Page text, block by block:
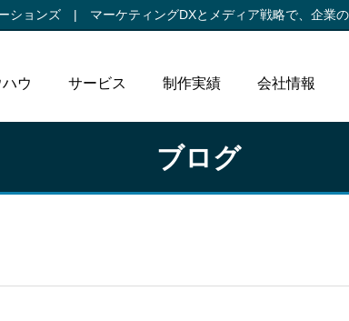
ーションズ | マーケティングDXとメディア戦略で、 企業
ウ サービス 制作実績 会社情報
ブログ